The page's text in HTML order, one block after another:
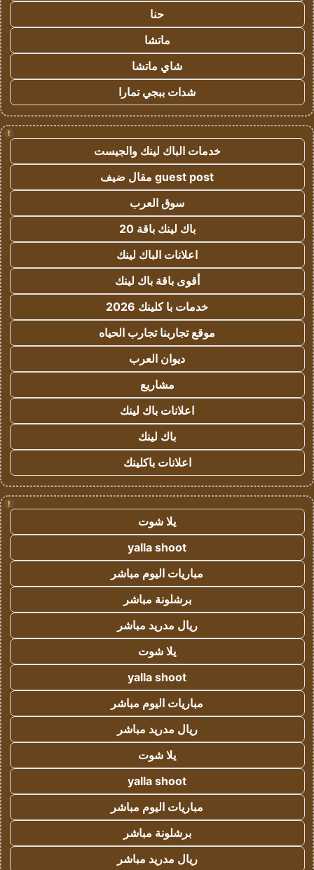
حنا
ماتشا
شاي ماتشا
شدات ببجي تمارا
!
خدمات الباك لينك والجيست
guest post مقال ضيف
سوق العرب
باك لينك باقة 20
اعلانات الباك لينك
أقوى باقة باك لينك
خدمات با كلينك 2026
موقع تجاربنا تجارب الحياه
ديوان العرب
مشاريع
اعلانات باك لينك
باك لينك
اعلانات باكلينك
!
يلا شوت
yalla shoot
مباريات اليوم مباشر
برشلونة مباشر
ريال مدريد مباشر
يلا شوت
yalla shoot
مباريات اليوم مباشر
ريال مدريد مباشر
يلا شوت
yalla shoot
مباريات اليوم مباشر
برشلونة مباشر
ريال مدريد مباشر